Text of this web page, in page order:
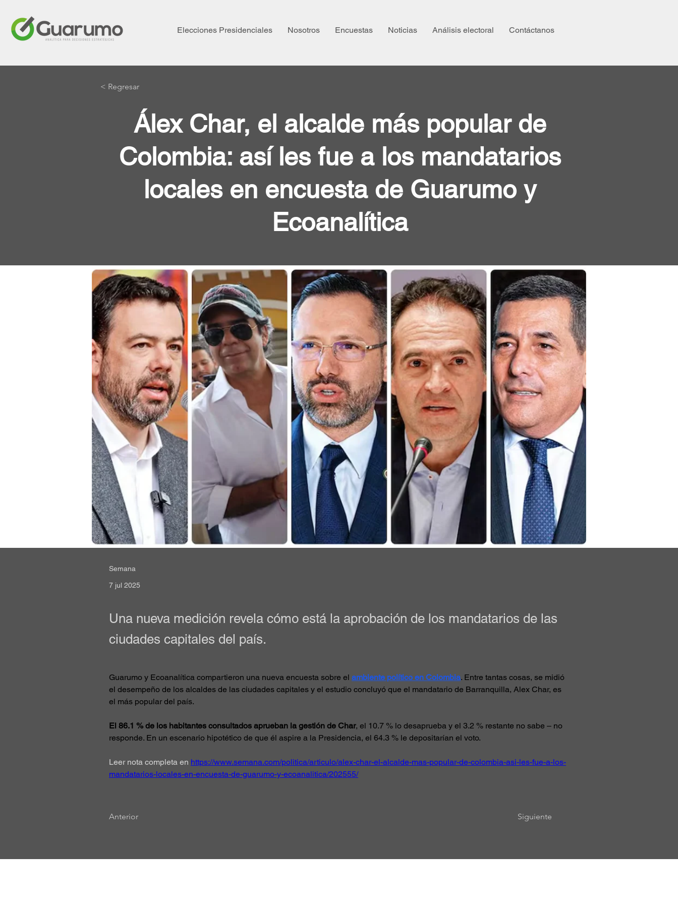
Elecciones Presidenciales Nosotros Encuestas Noticias Análisis electoral Contáctanos
< Regresar
Álex Char, el alcalde más popular de
Colombia: así les fue a los mandatarios
locales en encuesta de Guarumo y
Ecoanalítica
Semana
7 jul 2025
Una nueva medición revela cómo está la aprobación de los mandatarios de las
ciudades capitales del país.
Guarumo y Ecoanalítica compartieron una nueva encuesta sobre el ambiente político en Colombia. Entre tantas cosas, se midió
el desempeño de los alcaldes de las ciudades capitales y el estudio concluyó que el mandatario de Barranquilla, Alex Char, es
el más popular del país.
El 86.1 % de los habitantes consultados aprueban la gestión de Char, el 10.7 % lo desaprueba y el 3.2 % restante no sabe – no
responde. En un escenario hipotético de que él aspire a la Presidencia, el 64.3 % le depositarían el voto.
Leer nota completa en https://www.semana.com/politica/articulo/alex-char-el-alcalde-mas-popular-de-colombia-asi-les-fue-a-los-
mandatarios-locales-en-encuesta-de-guarumo-y-ecoanalitica/202555/
Anterior Siguiente